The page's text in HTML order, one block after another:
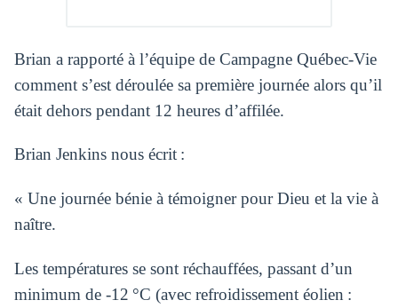
Brian a rapporté à l’équipe de Campagne Québec-Vie
comment s’est déroulée sa première journée alors qu’il
était dehors pendant 12 heures d’affilée.
Brian Jenkins nous écrit :
« Une journée bénie à témoigner pour Dieu et la vie à
naître.
Les températures se sont réchauffées, passant d’un
minimum de -12 °C (avec refroidissement éolien :